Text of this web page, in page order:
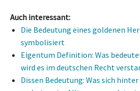
Auch interessant:
Die Bedeutung eines goldenen
symbolisiert
Eigentum Definition: Was
wird es im deutschen Recht
Dissen Bedeutung: Was sich